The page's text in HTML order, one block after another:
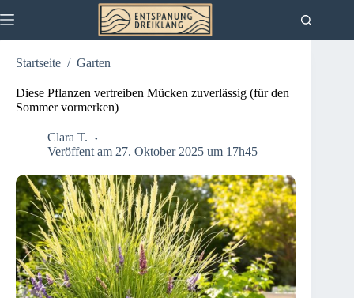
Inhalt
Startseite / Garten
Diese Pflanzen vertreiben Mücken zuverlässig (für den
Sommer vormerken)
Clara T.
Veröffent am 27. Oktober 2025 um 17h45